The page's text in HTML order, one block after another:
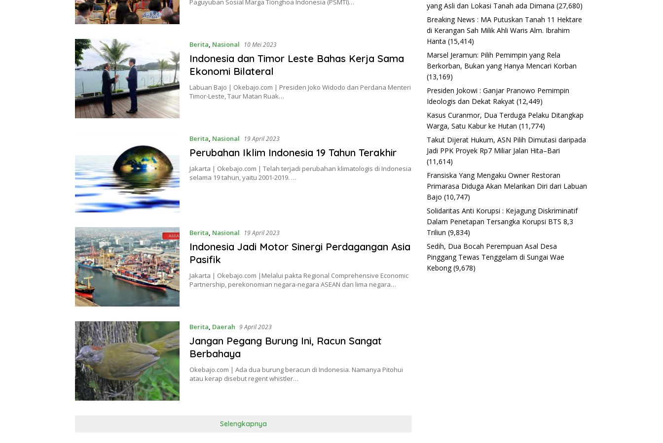
Paguyuban Sosial Marga Tionghoa Indonesia (PSMTI)…
Berita, Nasional 10 Mei 2023
Indonesia dan Timor Leste Bahas Kerja Sama
Ekonomi Bilateral
Labuan Bajo | Okebajo.com | Presiden Joko Widodo dan Perdana Menteri
Timor-Leste, Taur Matan Ruak…
Berita, Nasional 19 April 2023
Perubahan Iklim Indonesia 19 Tahun Terakhir
Jakarta | Okebajo.com | Telah terjadi perubahan klimatologis di Indonesia
selama 19 tahun, yaitu 2001-2019. …
Berita, Nasional 19 April 2023
Indonesia Jadi Motor Sinergi Perdagangan Asia
Pasifik
Jakarta | Okebajo.com |Melalui pakta Regional Comprehensive Economic
Partnership, perekonomian negara-negara ASEAN dan lima negara…
Berita, Daerah 9 April 2023
Jangan Pegang Burung Ini, Racun Sangat
Berbahaya
Okebajo.com | Ada dua burung beracun di Indonesia. Namanya Pitohui
atau kerap disebut regent whistler…
Selengkapnya
yang Asli dan Lokasi Tanah ada Dimana (27,680)
Breaking News : MA Putuskan Tanah 11 Hektare
di Kerangan Sah Milik Ahli Waris Alm. Ibrahim
Hanta (15,414)
Marsel Jeramun: Pilih Pemimpin yang Rela
Berkorban, Bukan yang Hanya Mencari Korban
(13,169)
Presiden Jokowi : Ganjar Pranowo Pemimpin
Ideologis dan Dekat Rakyat (12,449)
Kasus Curanmor, Dua Terduga Pelaku Ditangkap
Warga, Satu Kabur ke Hutan (11,774)
Takut Dijerat Hukum, ASN Pilih Dimutasi daripada
Jadi PPK Proyek Rp7 Miliar Jalan Hita–Bari
(11,614)
Fransiska Yang Mengaku Owner Restoran
Primarasa Diduga Akan Melarikan Diri dari Labuan
Bajo (10,747)
Solidaritas Anti Korupsi : Kejagung Diskriminatif
Dalam Penetapan Tersangka Korupsi BTS 8,3
Triliun (9,834)
Sedih, Dua Bocah Perempuan Asal Desa
Pinggang Tewas Tenggelam di Sungai Wae
Kebong (9,678)